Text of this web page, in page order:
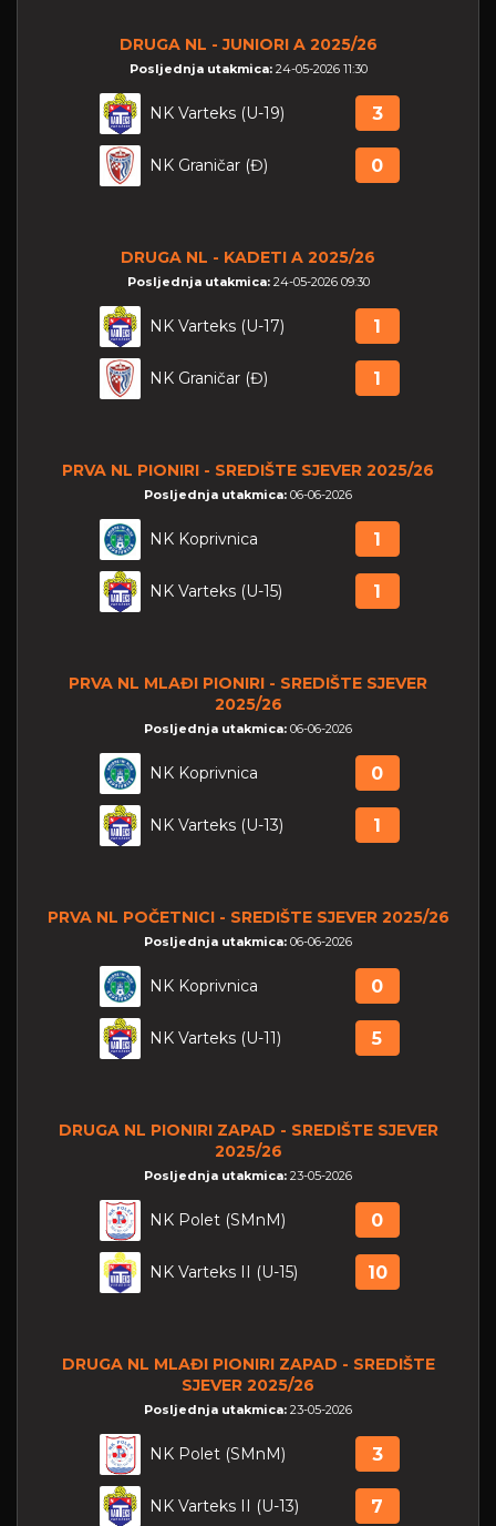
DRUGA NL - JUNIORI A 2025/26
Posljednja utakmica: 24-05-2026 11:30
NK Varteks (U-19) 3
NK Graničar (Đ) 0
DRUGA NL - KADETI A 2025/26
Posljednja utakmica: 24-05-2026 09:30
NK Varteks (U-17) 1
NK Graničar (Đ) 1
PRVA NL PIONIRI - SREDIŠTE SJEVER 2025/26
Posljednja utakmica: 06-06-2026
NK Koprivnica 1
NK Varteks (U-15) 1
PRVA NL MLAĐI PIONIRI - SREDIŠTE SJEVER
2025/26
Posljednja utakmica: 06-06-2026
NK Koprivnica 0
NK Varteks (U-13) 1
PRVA NL POČETNICI - SREDIŠTE SJEVER 2025/26
Posljednja utakmica: 06-06-2026
NK Koprivnica 0
NK Varteks (U-11) 5
DRUGA NL PIONIRI ZAPAD - SREDIŠTE SJEVER
2025/26
Posljednja utakmica: 23-05-2026
NK Polet (SMnM) 0
NK Varteks II (U-15) 10
DRUGA NL MLAĐI PIONIRI ZAPAD - SREDIŠTE
SJEVER 2025/26
Posljednja utakmica: 23-05-2026
NK Polet (SMnM) 3
NK Varteks II (U-13) 7